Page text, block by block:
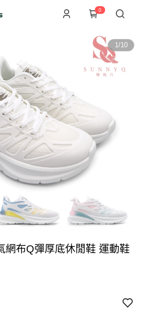
0
1/10
網布Q彈厚底休閒鞋 運動鞋